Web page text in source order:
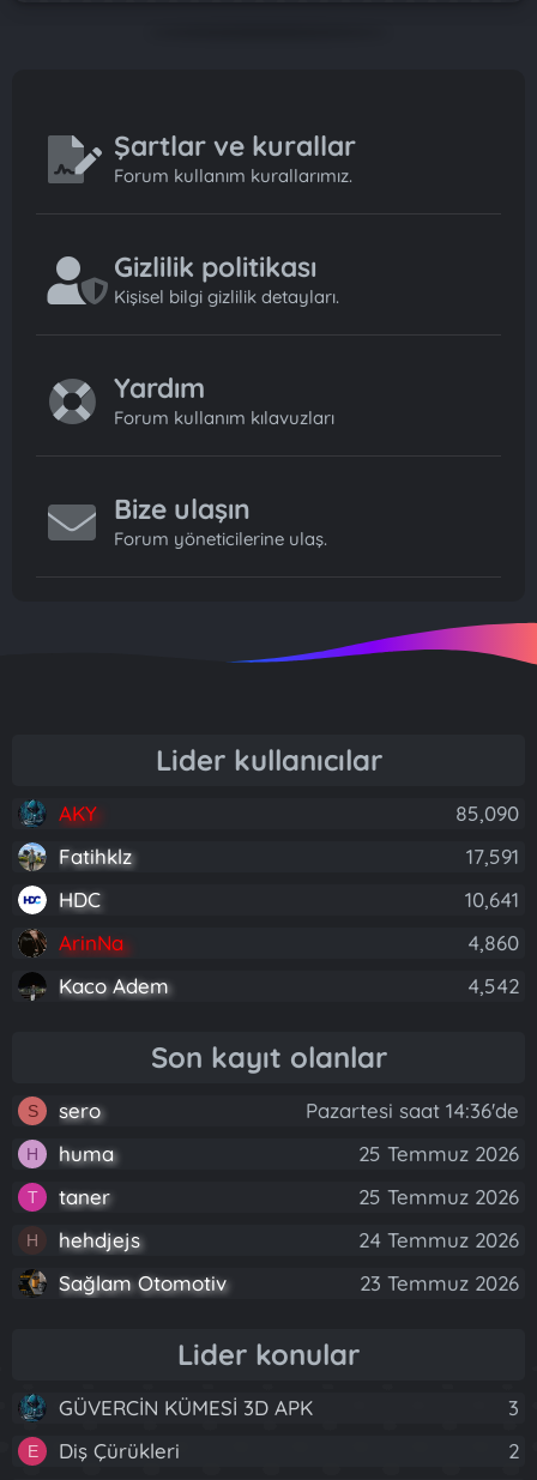
Şartlar ve kurallar
Forum kullanım kurallarımız.
Gizlilik politikası
Kişisel bilgi gizlilik detayları.
Yardım
Forum kullanım kılavuzları
Bize ulaşın
Forum yöneticilerine ulaş.
Lider kullanıcılar
AKY
85,090
Fatihklz
17,591
HDC
10,641
ArinNa
4,860
Kaco Adem
4,542
Son kayıt olanlar
S sero Pazartesi saat 14:36'de
H huma 25 Temmuz 2026
T taner 25 Temmuz 2026
H hehdjejs
24 Temmuz 2026
Sağlam Otomotiv
23 Temmuz 2026
Lider konular
GÜVERCİN KÜMESİ 3D APK 3
E Diş Çürükleri 2